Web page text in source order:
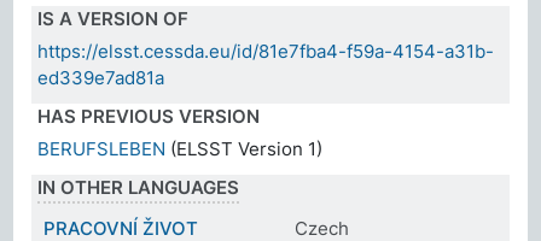
IS A VERSION OF
https://elsst.cessda.eu/id/81e7fba4-f59a-4154-a31b-
ed339e7ad81a
HAS PREVIOUS VERSION
BERUFSLEBEN (ELSST Version 1)
IN OTHER LANGUAGES
PRACOVNÍ ŽIVOT
Czech